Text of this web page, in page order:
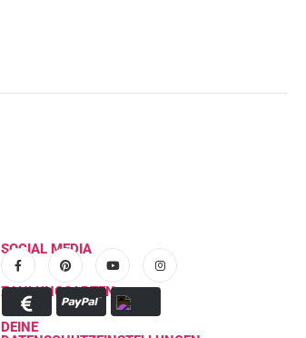
SOCIAL MEDIA
ZAHLUNGSARTEN
DEINE